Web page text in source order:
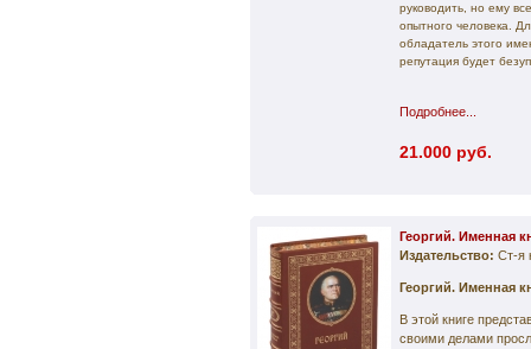
руководить, но ему
опытного человека.
обладатель этого
репутация будет
Подробнее...
21.000 руб.
Георгий. Именная
Издательство: Ст-я
Георгий. Именная
В этой книге
своими делами